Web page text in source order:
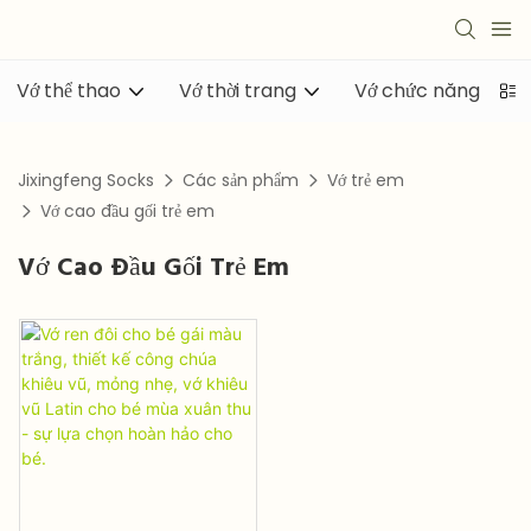
Vớ thể thao Vớ thời trang Vớ chức năng
Jixingfeng Socks Các sản phẩm
Vớ trẻ em
Vớ cao đầu gối trẻ em
Vớ Cao Đầu Gối Trẻ Em